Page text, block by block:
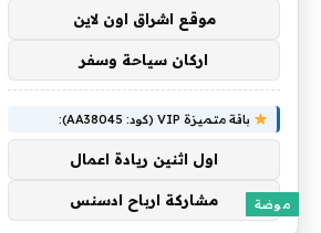
موضة
موقع اشراق اون لاين
اركان سياحة وسفر
باقة متميزة VIP (كود: AA38045):
اول اثنين ريادة اعمال
مشاركة ارباح ادسنس